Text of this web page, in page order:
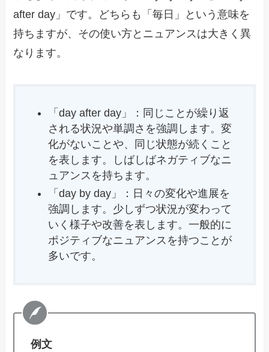
after day」です。どちらも「毎日」という意味を
持ちますが、その使い方とニュアンスは大きく異
なります。
「day after day」：同じことが繰り返
される状況や単調さを強調します。変
化がないことや、同じ状態が続くこと
を表します。しばしばネガティブなニ
ュアンスを持ちます。
「day by day」：日々の変化や進展を
強調します。少しずつ状況が変わって
いく様子や改善を表します。一般的に
ポジティブなニュアンスを持つことが
多いです。
例文